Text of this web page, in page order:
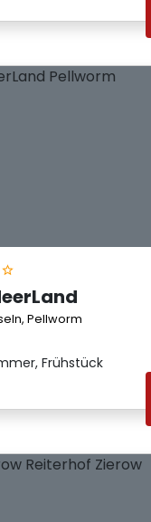
Pellworm
Frühstück